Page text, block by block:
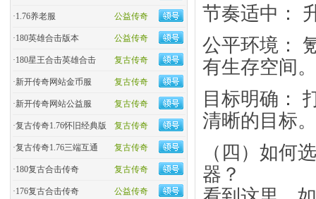
公益传奇
·1.76养老服
公益传奇
·180英雄合击版本
复古传奇
·180星王合击英雄合击
复古传奇
·新开传奇网站金币服
复古传奇
·新开传奇网站公益服
复古传奇
·复古传奇1.76怀旧经典版
复古传奇
·复古传奇1.76三端互通
复古传奇
·180复古合击传奇
公益传奇
·176复古合击传奇
节奏适中：​​
公平环境：​​
有生存空间
目标明确：​​
清晰的目标
（四）如何
器？​​